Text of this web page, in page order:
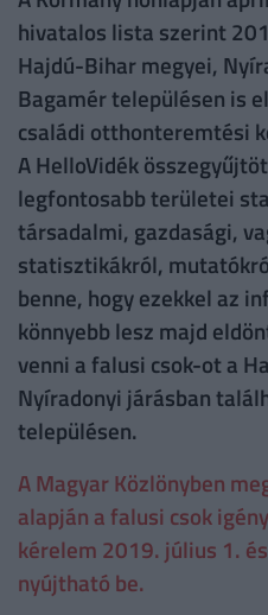
hivatalos lista szerint
Hajdú-Bihar megyei,
Bagamér településen is
családi otthonteremtési
A HelloVidék
legfontosabb területei
társadalmi, gazdasági,
statisztikákról,
benne, hogy ezekkel az
könnyebb lesz majd
venni a falusi csok-ot a
Nyíradonyi járásban
településen.
A Magyar Közlönyben
alapján a falusi csok
kérelem 2019. július 1.
nyújtható be.